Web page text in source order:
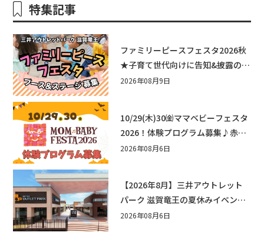
特集記事
ファミリーピースフェスタ2026秋
★子育て世代向けに告知&披露の場
として♪ステージ又はブース出店
2026年08月9日
10/29(木)30㈮ママベビーフェスタ
2026！体験プログラム募集♪赤ち
ゃん向けイベントに出演しません
2026年08月6日
【2026年8月】三井アウトレット
パーク 滋賀竜王の夏休みイベント
まとめ！びしょぬれ水あそび・激
2026年08月6日